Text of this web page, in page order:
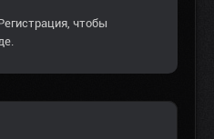
, чтобы